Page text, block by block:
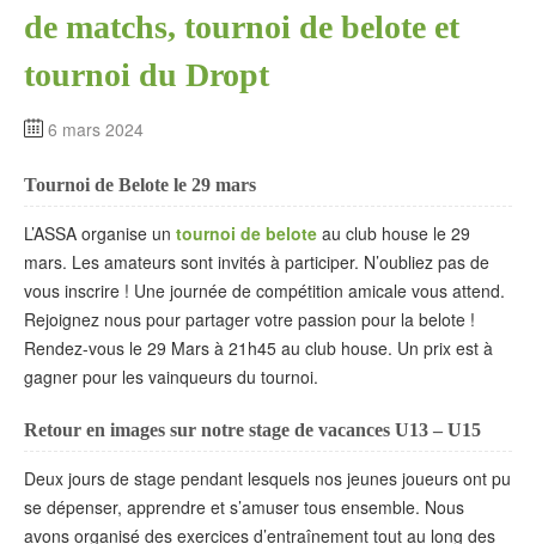
de matchs, tournoi de belote et
tournoi du Dropt
6 mars 2024
Tournoi de Belote le 29 mars
L’ASSA organise un tournoi de belote au club house le 29
mars. Les amateurs sont invités à participer. N’oubliez pas de
vous inscrire ! Une journée de compétition amicale vous attend.
Rejoignez nous pour partager votre passion pour la belote !
Rendez-vous le 29 Mars à 21h45 au club house. Un prix est à
gagner pour les vainqueurs du tournoi.
Retour en images sur notre stage de vacances U13 – U15
Deux jours de stage pendant lesquels nos jeunes joueurs ont pu
se dépenser, apprendre et s’amuser tous ensemble. Nous
avons organisé des exercices d’entraînement tout au long des